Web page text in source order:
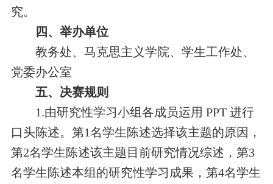
究。
四、举办单位
教务处、马克思主义学院、学生工作处、
党委办公室
五、决赛规则
1.由研究性学习小组各成员运用 PPT 进行
口头陈述。第1名学生陈述选择该主题的原因，
第2名学生陈述该主题目前研究情况综述，第3
名学生陈述本组的研究性学习成果，第4名学生